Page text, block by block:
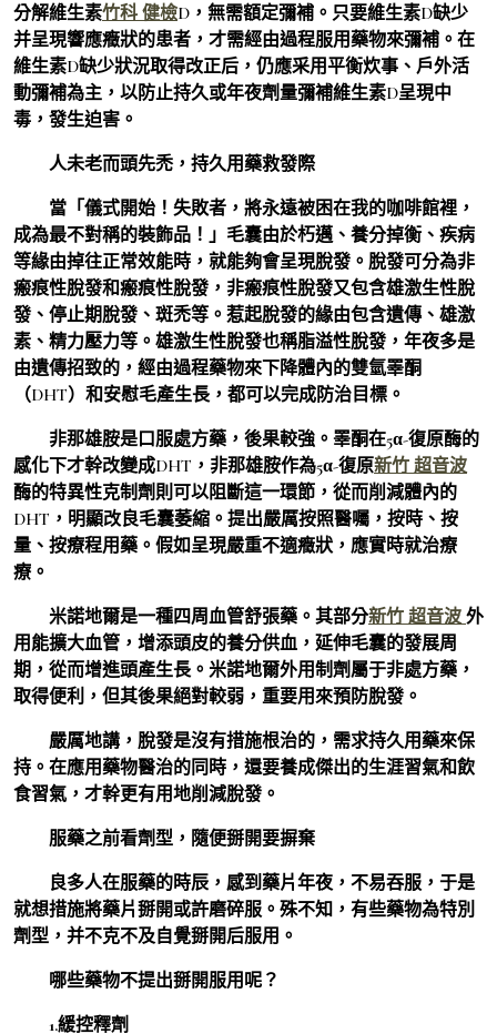
分解維生素竹科 健檢D，無需額定彌補。只要維生素D缺少
并呈現響應癥狀的患者，才需經由過程服用藥物來彌補。在
維生素D缺少狀況取得改正后，仍應采用平衡炊事、戶外活
動彌補為主，以防止持久或年夜劑量彌補維生素D呈現中
毒，發生迫害。
人未老而頭先禿，持久用藥救發際
當「儀式開始！失敗者，將永遠被困在我的咖啡館裡，
成為最不對稱的裝飾品！」毛囊由於朽邁、養分掉衡、疾病
等緣由掉往正常效能時，就能夠會呈現脫發。脫發可分為非
瘢痕性脫發和瘢痕性脫發，非瘢痕性脫發又包含雄激生性脫
發、停止期脫發、斑禿等。惹起脫發的緣由包含遺傳、雄激
素、精力壓力等。雄激生性脫發也稱脂溢性脫發，年夜多是
由遺傳招致的，經由過程藥物來下降體內的雙氫睪酮
（DHT）和安慰毛產生長，都可以完成防治目標。
非那雄胺是口服處方藥，後果較強。睪酮在5α-復原酶的
感化下才幹改變成DHT，非那雄胺作為5α-復原新竹 超音波
酶的特異性克制劑則可以阻斷這一環節，從而削減體內的
DHT，明顯改良毛囊萎縮。提出嚴厲按照醫囑，按時、按
量、按療程用藥。假如呈現嚴重不適癥狀，應實時就治療
療。
米諾地爾是一種四周血管舒張藥。其部分新竹 超音波 外
用能擴大血管，增添頭皮的養分供血，延伸毛囊的發展周
期，從而增進頭產生長。米諾地爾外用制劑屬于非處方藥，
取得便利，但其後果絕對較弱，重要用來預防脫發。
嚴厲地講，脫發是沒有措施根治的，需求持久用藥來保
持。在應用藥物醫治的同時，還要養成傑出的生涯習氣和飲
食習氣，才幹更有用地削減脫發。
服藥之前看劑型，隨便掰開要摒棄
良多人在服藥的時辰，感到藥片年夜，不易吞服，于是
就想措施將藥片掰開或許磨碎服。殊不知，有些藥物為特別
劑型，并不克不及自覺掰開后服用。
哪些藥物不提出掰開服用呢？
1.緩控釋劑